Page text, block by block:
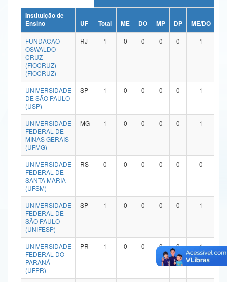
Ministério da Ciência, Tecnologia, Inovações e Comunicações
Ministério do Meio Ambiente
Ministério do Turismo
Ministério do Desenvolvimento Regional
Controladoria-Geral da União
Ministério da Mulher, da Família e dos Direitos Humanos
Secretaria-Geral
Secretaria de Governo
Gabinete de Segurança Institucional
Advocacia-Geral da União
Banco Central do Brasil
Instituição de
Ensino
UF Total ME DO MP DP ME/DO
FUNDACAO
OSWALDO
CRUZ
(FIOCRUZ)
(FIOCRUZ)
RJ 1 0 0 0 0 1
UNIVERSIDADE
DE SÃO PAULO
(USP)
SP 1 0 0 0 0 1
UNIVERSIDADE
FEDERAL DE
MINAS GERAIS
(UFMG)
MG 1 0 0 0 0 1
UNIVERSIDADE
FEDERAL DE
SANTA MARIA
(UFSM)
RS 0 0 0 0 0 0
UNIVERSIDADE
FEDERAL DE
SÃO PAULO
(UNIFESP)
SP 1 0 0 0 0 1
UNIVERSIDADE
FEDERAL DO
PARANÁ
(UFPR)
PR 1 0 0 0 0 1